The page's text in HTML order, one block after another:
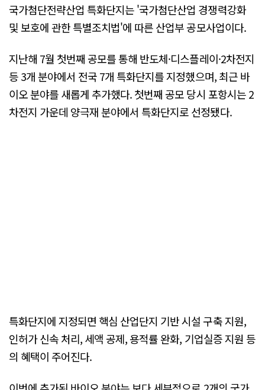
국가첨단전략산업 특화단지는 '국가첨단산업 경쟁력강화
및 보호에 관한 특별조치법'에 따른 산업부 공모사업이다.
지난해 7월 첫번째 공모를 통해 반도체·디스플레이·2차전지
등 3개 분야에서 전국 7개 특화단지를 지정했으며, 최근 바
이오 분야를 새롭게 추가했다. 첫번째 공모 당시 포항시는 2
차전지 가운데 양극재 분야에서 특화단지로 선정됐다.
특화단지에 지정되면 핵심 산업단지 기반 시설 구축 지원,
인허가 신속 처리, 세액 공제, 용적률 완화, 기업실증 지원 등
의 혜택이 주어진다.